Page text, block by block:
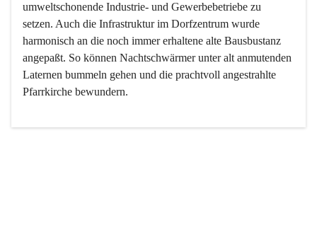
umweltschonende Industrie- und Gewerbebetriebe zu
setzen. Auch die Infrastruktur im Dorfzentrum wurde
harmonisch an die noch immer erhaltene alte Bausbustanz
angepaßt. So können Nachtschwärmer unter alt anmutenden
Laternen bummeln gehen und die prachtvoll angestrahlte
Pfarrkirche bewundern.
Der Weinbau dominert heute nicht mehr, ist aber integrativer